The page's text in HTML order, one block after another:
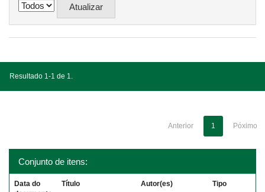
Resultado 1-1 de 1.
Anterior 1 Póximo
Conjunto de itens:
Data do
Título Autor(es) Tipo